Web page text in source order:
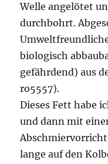
Welle angelötet
durchbohrt.
biologisch
gefährdend) aus
ro5557).
Dieses Fett habe
und dann mit
lange auf den